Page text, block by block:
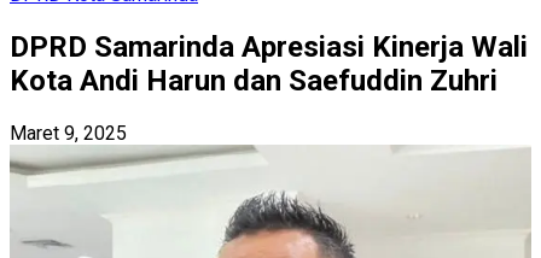
DPRD Samarinda Apresiasi Kinerja Wali
Kota Andi Harun dan Saefuddin Zuhri
Maret 9, 2025